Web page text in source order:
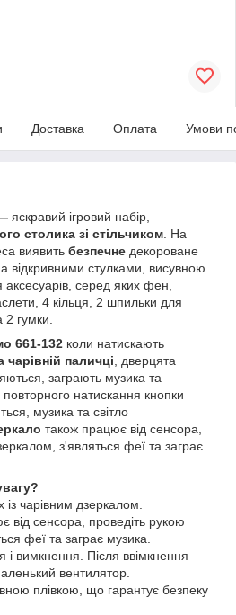
Доставка Оплата Умови
яскравий ігровий набір,
столика зі стільчиком . На
виявить безпечне декороване
відкривними стулками, висувною
серед яких фен,
4 кільця, 2 шпильки для
гумки.
661-132 коли натискають
чарівній паличці , дверцята
заграють музика та
повторного натискання кнопки
музика та світло
також працює від сенсора,
з'являться феї та заграє
чарівним дзеркалом.
від сенсора, проведіть рукою
феї та заграє музика.
вимкнення. Після ввімкнення
вентилятор.
плівкою, що гарантує безпеку